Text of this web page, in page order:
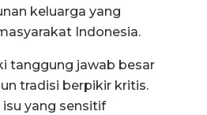
keluarga yang
Indonesia.
tanggung jawab besar
tradisi berpikir kritis.
isu yang sensitif